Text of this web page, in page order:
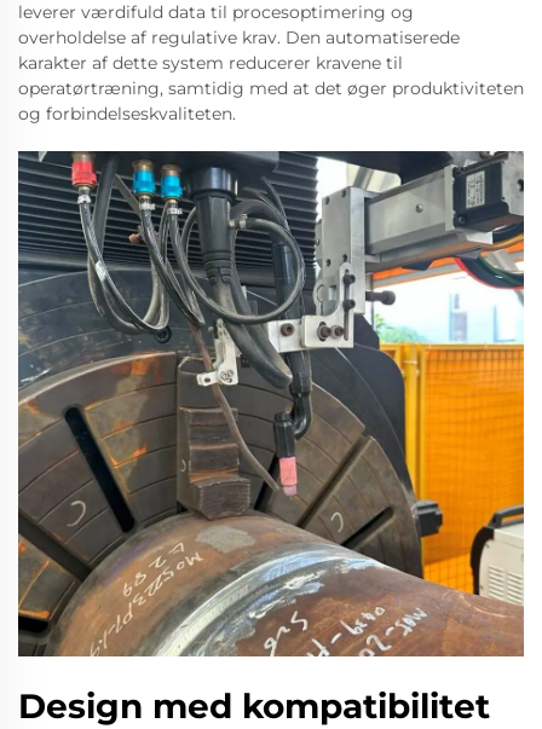
leverer værdifuld data til procesoptimering og
overholdelse af regulative krav. Den automatiserede
karakter af dette system reducerer kravene til
operatørtræning, samtidig med at det øger produktiviteten
og forbindelseskvaliteten.
Design med kompatibilitet